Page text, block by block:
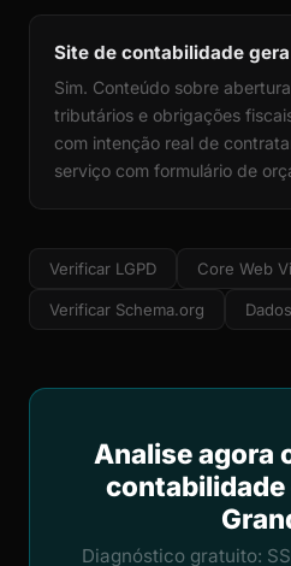
Site de contabilidade
Sim. Conteúdo sobre
tributários e obrigações
com intenção real de
serviço com formulário de
Verificar LGPD Core Web
Verificar Schema.org
Analise agora
contabilidade
Diagnóstico gratuito: